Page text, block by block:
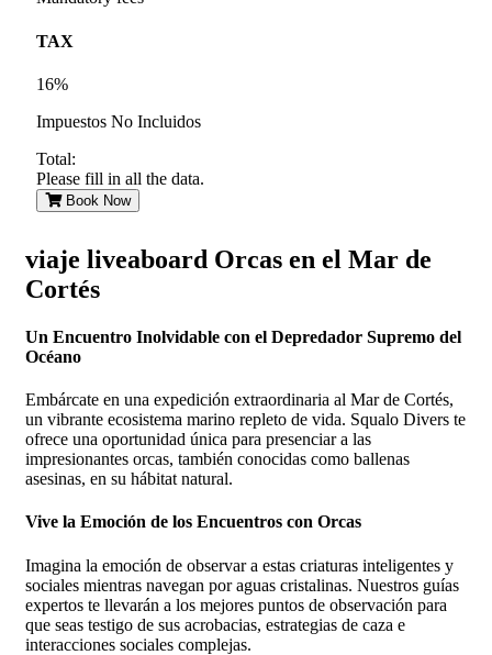
TAX
16%
Impuestos No Incluidos
Total:
Please fill in all the data.
Book Now
viaje liveaboard Orcas en el Mar de
Cortés
Un Encuentro Inolvidable con el Depredador Supremo del
Océano
Embárcate en una expedición extraordinaria al Mar de Cortés,
un vibrante ecosistema marino repleto de vida. Squalo Divers te
ofrece una oportunidad única para presenciar a las
impresionantes orcas, también conocidas como ballenas
asesinas, en su hábitat natural.
Vive la Emoción de los Encuentros con Orcas
Imagina la emoción de observar a estas criaturas inteligentes y
sociales mientras navegan por aguas cristalinas. Nuestros guías
expertos te llevarán a los mejores puntos de observación para
que seas testigo de sus acrobacias, estrategias de caza e
interacciones sociales complejas.